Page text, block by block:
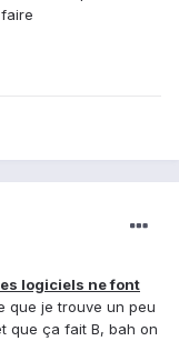
logiciels ne font
que je trouve un peu
que ça fait B, bah on